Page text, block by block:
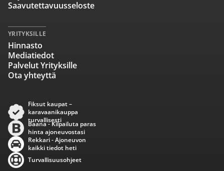
Saavutettavuusseloste
YRITYKSILLE
Hinnasto
Mediatiedot
Palvelut Yrityksille
Ota yhteyttä
Fiksut kaupat –
karavaanikauppa
turvallisesti
Baana - Kilpailuta paras
hinta ajoneuvostasi
Rekkari - Ajoneuvon
kaikki tiedot heti
Turvallisuusohjeet